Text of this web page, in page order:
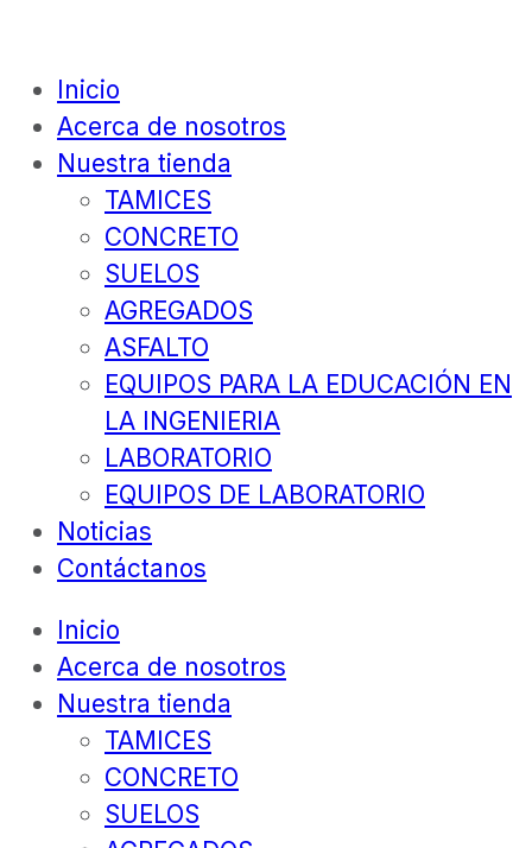
Inicio
Acerca de nosotros
Nuestra tienda
TAMICES
CONCRETO
SUELOS
AGREGADOS
ASFALTO
EQUIPOS PARA LA EDUCACIÓN EN
LA INGENIERIA
LABORATORIO
EQUIPOS DE LABORATORIO
Noticias
Contáctanos
Inicio
Acerca de nosotros
Nuestra tienda
TAMICES
CONCRETO
SUELOS